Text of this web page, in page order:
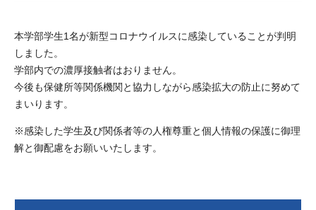
本学部学生1名が新型コロナウイルスに感染していることが判明
しました。
学部内での濃厚接触者はおりません。
今後も保健所等関係機関と協力しながら感染拡大の防止に努めて
まいります。
※感染した学生及び関係者等の人権尊重と個人情報の保護に御理
解と御配慮をお願いいたします。